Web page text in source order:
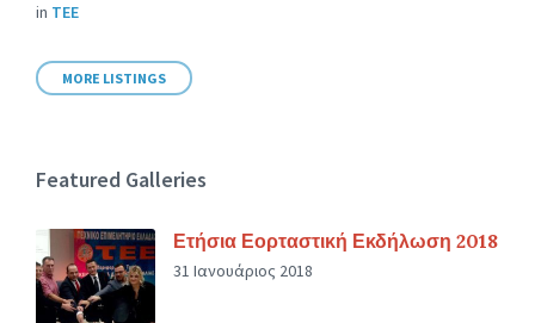
in ΤΕΕ
MORE LISTINGS
Featured Galleries
Ετήσια Εορταστική Εκδήλωση 2018
31 Ιανουάριος 2018